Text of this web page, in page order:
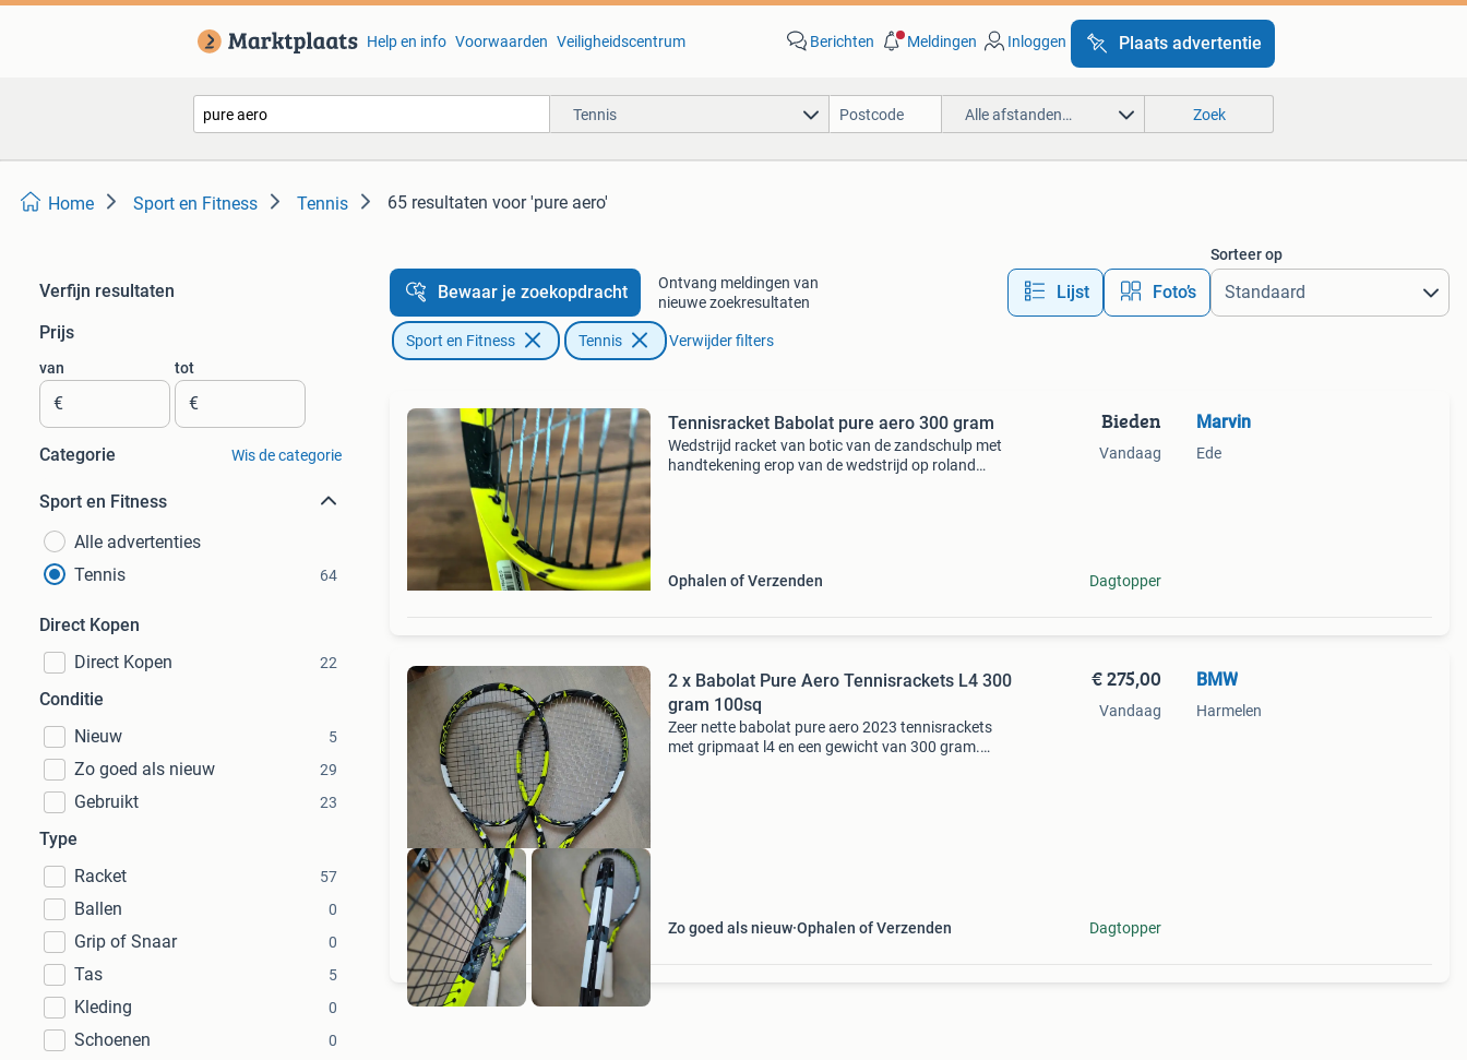
Help en info Voorwaarden Veiligheidscentrum Berichten Meldingen Inloggen Plaats advertentie
Tennis Alle afstanden… Zoek
Home Sport en Fitness Tennis 65 resultaten voor 'pure aero'
Verfijn resultaten
Prijs
van
€
tot
€
Categorie Wis de categorie
Sport en Fitness
Alle advertenties
Tennis
64
Direct Kopen
Direct Kopen
22
Conditie
Nieuw
5
Zo goed als nieuw 29
Gebruikt 23
Type
Racket
57
Ballen 0
Grip of Snaar 0
Tas 5
Kleding 0
Schoenen 0
Bewaar je zoekopdracht
Ontvang meldingen van
nieuwe zoekresultaten
Lijst Foto’s
Sorteer op
Sport en Fitness Tennis Verwijder filters
Tennisracket Babolat pure aero 300 gram
Wedstrijd racket van botic van de zandschulp met
handtekening erop van de wedstrijd op roland
Ophalen of Verzenden
Bieden
Vandaag
Dagtopper
Marvin
Ede
2 x Babolat Pure Aero Tennisrackets L4 300
gram 100sq
Zeer nette babolat pure aero 2023 tennisrackets
met gripmaat l4 en een gewicht van 300 gram.
Zo goed als nieuw Ophalen of Verzenden
€ 275,00
Vandaag
Dagtopper
BMW
Harmelen